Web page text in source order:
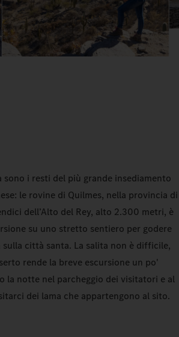
sono i resti del più grande insediamento
le rovine di Quilmes, nella provincia di
dell’Alto del Rey, alto 2.300 metri, è
su uno stretto sentiero per godere
città santa. La salita non è difficile,
rende la breve escursione un po'
la notte nel parcheggio dei visitatori e al
dei lama che appartengono al sito.